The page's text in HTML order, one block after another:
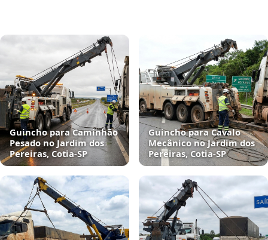
Guincho para Caminhão
Pesado no Jardim dos
Pereiras, Cotia‑SP
Guincho para Cavalo
Mecânico no Jardim dos
Pereiras, Cotia‑SP